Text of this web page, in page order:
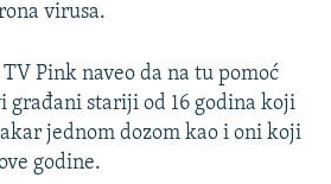
virusa.
Pink naveo da na tu pomoć
građani stariji od 16 godina koji
jednom dozom kao i oni koji
godine.